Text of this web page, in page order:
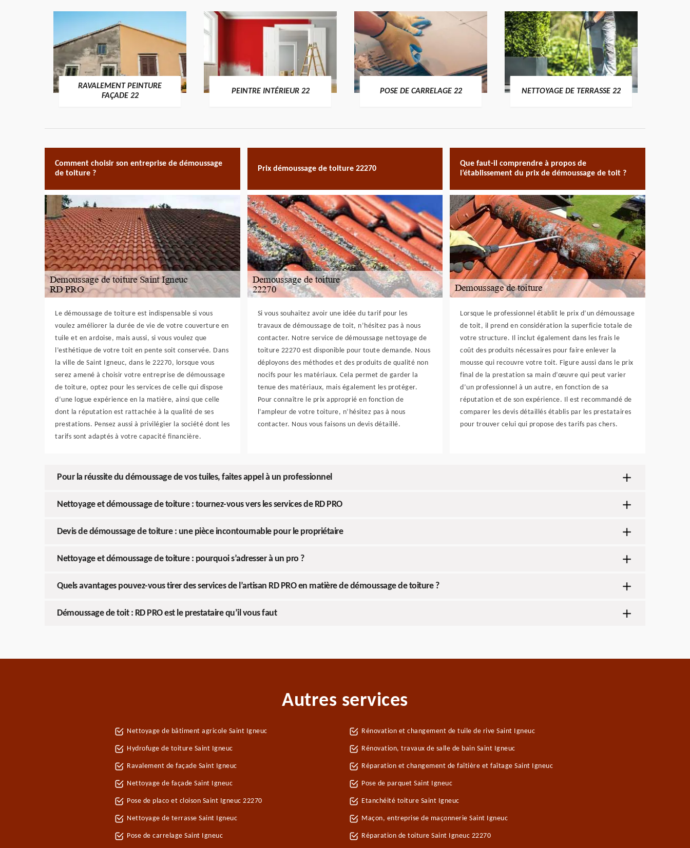
RAVALEMENT PEINTURE
FAÇADE 22
PEINTRE INTÉRIEUR 22 POSE DE CARRELAGE 22 NETTOYAGE DE TERRASSE 22
Comment choisir son entreprise de démoussage
de toiture ?
Le démoussage de toiture est indispensable si vous
voulez améliorer la durée de vie de votre couverture en
tuile et en ardoise, mais aussi, si vous voulez que
l’esthétique de votre toit en pente soit conservée. Dans
la ville de Saint Igneuc, dans le 22270, lorsque vous
serez amené à choisir votre entreprise de démoussage
de toiture, optez pour les services de celle qui dispose
d’une logue expérience en la matière, ainsi que celle
dont la réputation est rattachée à la qualité de ses
prestations. Pensez aussi à privilégier la société dont les
tarifs sont adaptés à votre capacité financière.
Prix démoussage de toiture 22270
Si vous souhaitez avoir une idée du tarif pour les
travaux de démoussage de toit, n’hésitez pas à nous
contacter. Notre service de démoussage nettoyage de
toiture 22270 est disponible pour toute demande. Nous
déployons des méthodes et des produits de qualité non
nocifs pour les matériaux. Cela permet de garder la
tenue des matériaux, mais également les protéger.
Pour connaître le prix approprié en fonction de
l’ampleur de votre toiture, n’hésitez pas à nous
contacter. Nous vous faisons un devis détaillé.
Que faut-il comprendre à propos de
l’établissement du prix de démoussage de toit ?
Lorsque le professionnel établit le prix d’un démoussage
de toit, il prend en considération la superficie totale de
votre structure. Il inclut également dans les frais le
coût des produits nécessaires pour faire enlever la
mousse qui recouvre votre toit. Figure aussi dans le prix
final de la prestation sa main d’œuvre qui peut varier
d’un professionnel à un autre, en fonction de sa
réputation et de son expérience. Il est recommandé de
comparer les devis détaillés établis par les prestataires
pour trouver celui qui propose des tarifs pas chers.
Pour la réussite du démoussage de vos tuiles, faites appel à un professionnel
Nettoyage et démoussage de toiture : tournez-vous vers les services de RD PRO
Devis de démoussage de toiture : une pièce incontournable pour le propriétaire
Nettoyage et démoussage de toiture : pourquoi s’adresser à un pro ?
Quels avantages pouvez-vous tirer des services de l’artisan RD PRO en matière de démoussage de toiture ?
Démoussage de toit : RD PRO est le prestataire qu’il vous faut
Autres services
Nettoyage de bâtiment agricole Saint Igneuc
Hydrofuge de toiture Saint Igneuc
Ravalement de façade Saint Igneuc
Nettoyage de façade Saint Igneuc
Pose de placo et cloison Saint Igneuc 22270
Nettoyage de terrasse Saint Igneuc
Pose de carrelage Saint Igneuc
Rénovation et changement de tuile de rive Saint Igneuc
Rénovation, travaux de salle de bain Saint Igneuc
Réparation et changement de faîtière et faîtage Saint Igneuc
Pose de parquet Saint Igneuc
Etanchéité toiture Saint Igneuc
Maçon, entreprise de maçonnerie Saint Igneuc
Réparation de toiture Saint Igneuc 22270